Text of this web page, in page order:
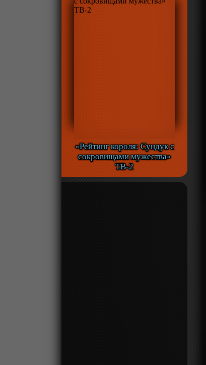
«Рейтинг короля: Сундук с
сокровищами мужества»
ТВ-2